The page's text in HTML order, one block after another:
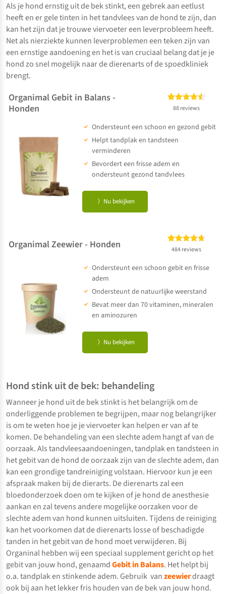
Als je hond ernstig uit de bek stinkt, een gebrek aan eetlust
heeft en er gele tinten in het tandvlees van de hond te zijn, dan
kan het zijn dat je trouwe viervoeter een leverprobleem heeft.
Net als nierziekte kunnen leverproblemen een teken zijn van
een ernstige aandoening en het is van cruciaal belang dat je je
hond zo snel mogelijk naar de dierenarts of de spoedkliniek
brengt.
Organimal Gebit in Balans -
Honden
Gewaardeerd
gebaseerd
88
waarderingen
88 reviews
Ondersteunt een schoon en gezond gebit
Helpt tandplak en tandsteen
verminderen
Bevordert een frisse adem en
ondersteunt gezond tandvlees
Nu bekijken
Organimal Zeewier - Honden
Gewaardeerd
gebaseerd
484
484 reviews
Ondersteunt een schoon gebit en frisse
adem
Ondersteunt de natuurlijke weerstand
Bevat meer dan 70 vitaminen, mineralen
en aminozuren
Nu bekijken
Hond stink uit de bek: behandeling
Wanneer je hond uit de bek stinkt is het belangrijk om de
onderliggende problemen te begrijpen, maar nog belangrijker
is om te weten hoe je je viervoeter kan helpen er van af te
komen. De behandeling van een slechte adem hangt af van de
oorzaak. Als tandvleesaandoeningen, tandplak en tandsteen in
het gebit van de hond de oorzaak zijn van de slechte adem, dan
kan een grondige tandreiniging volstaan. Hiervoor kun je een
afspraak maken bij de dierarts. De dierenarts zal een
bloedonderzoek doen om te kijken of je hond de anesthesie
aankan en zal tevens andere mogelijke oorzaken voor de
slechte adem van hond kunnen uitsluiten. Tijdens de reiniging
kan het voorkomen dat de dierenarts losse of beschadigde
tanden in het gebit van de hond moet verwijderen. Bij
Organinal hebben wij een speciaal supplement gericht op het
gebit van jouw hond, genaamdGebit in Balans. Het helpt bij
o.a. tandplak en stinkende adem. Gebruik vanzeewierdraagt
ook bij aan het lekker fris houden van de bek van jouw hond.